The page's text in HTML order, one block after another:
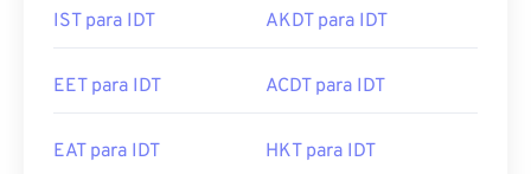
IST para IDT AKDT para IDT
EET para IDT ACDT para IDT
EAT para IDT HKT para IDT